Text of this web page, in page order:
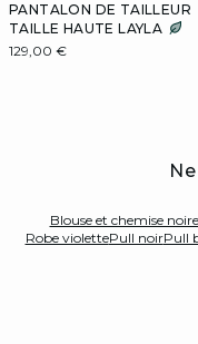
PANTALON DE TAILLEUR
TAILLE HAUTE LAYLA
129,00 €
Blouse et chemise noire
Robe violettePull noirPull